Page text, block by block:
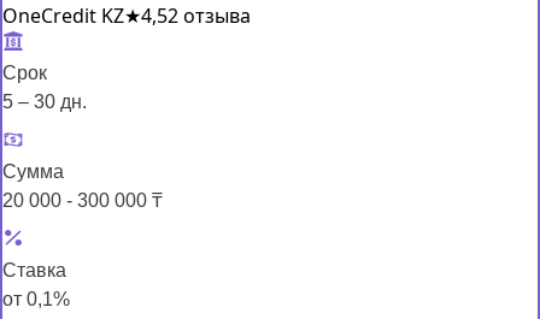
OneCredit KZ★4,52 отзыва
Срок
5 – 30 дн.
Сумма
20 000 - 300 000 ₸
Ставка
от 0,1%